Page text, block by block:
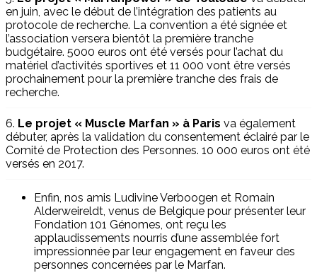
en juin, avec le début de l’intégration des patients au
protocole de recherche. La convention a été signée et
l’association versera bientôt la première tranche
budgétaire. 5000 euros ont été versés pour l’achat du
matériel d’activités sportives et 11 000 vont être versés
prochainement pour la première tranche des frais de
recherche.
6. Le projet « Muscle Marfan » à Paris va également
débuter, après la validation du consentement éclairé par le
Comité de Protection des Personnes. 10 000 euros ont été
versés en 2017.
Enfin, nos amis Ludivine Verboogen et Romain
Alderweireldt, venus de Belgique pour présenter leur
Fondation 101 Génomes, ont reçu les
applaudissements nourris d’une assemblée fort
impressionnée par leur engagement en faveur des
personnes concernées par le Marfan.